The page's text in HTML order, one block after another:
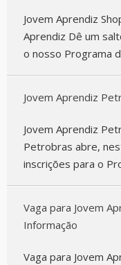
Jovem Aprendiz
Aprendiz Dê um
o nosso Programa
Jovem Aprendiz
Jovem Aprendiz
Petrobras abre,
inscrições para o
Vaga para Jovem
Informação
Vaga para Jovem